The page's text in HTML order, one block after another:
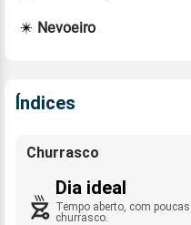
Nevoeiro
Índices
Churrasco
Dia ideal
Tempo aberto, com
churrasco.